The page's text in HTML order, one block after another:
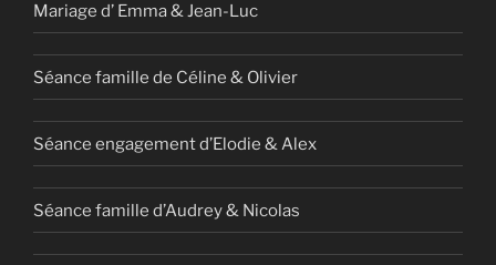
Mariage d’ Emma & Jean-Luc
Séance famille de Céline & Olivier
Séance engagement d’Elodie & Alex
Séance famille d’Audrey & Nicolas